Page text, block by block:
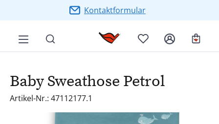
Zum Hauptinhalt springenKontaktformular
Baby Sweathose Petrol
Artikel-Nr.: 47112177.1
Bildergalerie überspringen